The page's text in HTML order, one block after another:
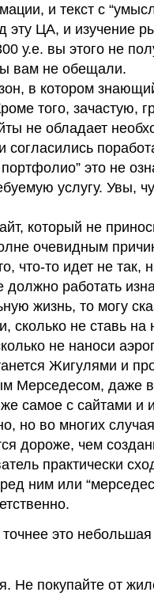
и текст с
эту ЦА, и изучение
у.е. вы этого не
вам не обещали.
в котором
того, зачастую,
не обладает
это не
услугу. Увы,
который не
очевидным
что-то идет не так,
должно работать
жизнь, то могу
сколько не ставь на
не наноси
Жигулями и
Мерседесом, даже в
самое с сайтами и
но во многих
дороже, чем
практически
ним или
это небольшая
Не покупайте от